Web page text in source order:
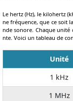
Le hertz (Hz), le kilohertz
ne fréquence, que ce soit
nde sonore. Chaque
nte. Voici un tableau de
Unité
1 kHz
1 MHz